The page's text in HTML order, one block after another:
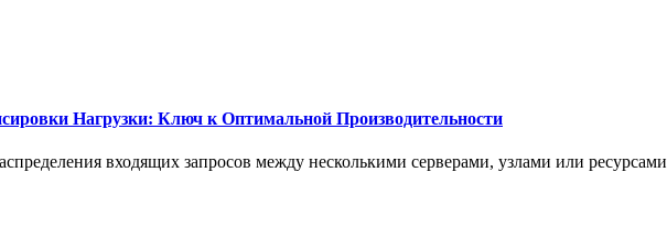
Нагрузки: Ключ к Оптимальной Производительности
входящих запросов между несколькими серверами, узлами или ресурсами